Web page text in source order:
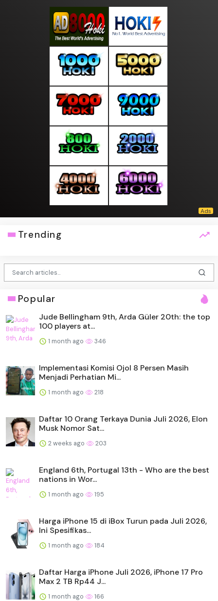
Trending
Popular
Jude Bellingham 9th, Arda Güler 20th: the top
100 players at...
1 month ago 346
Implementasi Komisi Ojol 8 Persen Masih
Menjadi Perhatian Mi...
1 month ago 218
Daftar 10 Orang Terkaya Dunia Juli 2026, Elon
Musk Nomor Sat...
2 weeks ago 203
England 6th, Portugal 13th - Who are the best
nations in Wor...
1 month ago 195
Harga iPhone 15 di iBox Turun pada Juli 2026,
Ini Spesifikas...
1 month ago 184
Daftar Harga iPhone Juli 2026, iPhone 17 Pro
Max 2 TB Rp44 J...
1 month ago 166